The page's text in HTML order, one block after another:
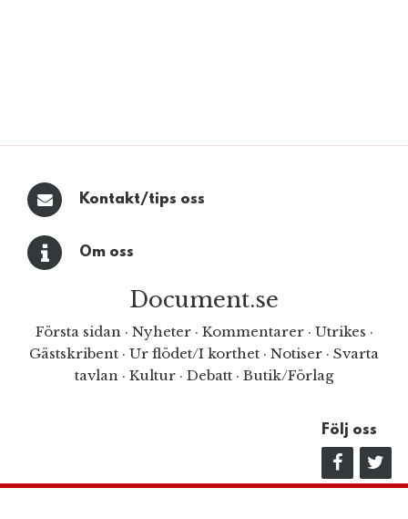
Kontakt/tips oss
Om oss
Document.se
Första sidan· Nyheter· Kommentarer· Utrikes ·
Gästskribent · Ur flödet/I korthet · Notiser · Svarta
tavlan · Kultur · Debatt · Butik/Förlag
Följ oss